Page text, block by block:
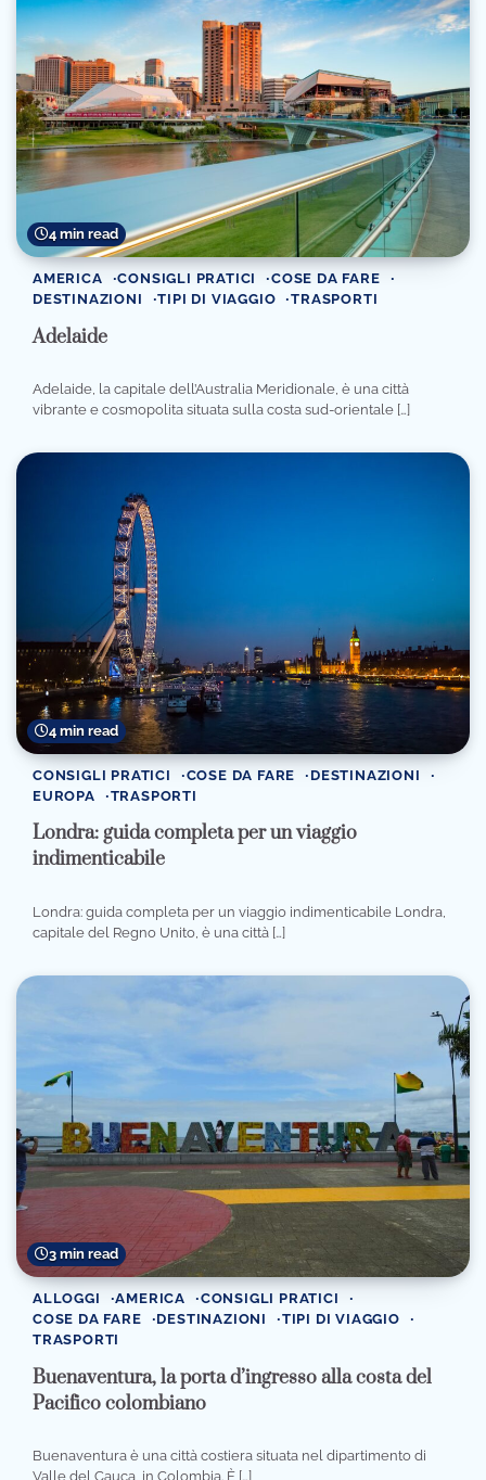
4 min read
AMERICA CONSIGLI PRATICI
COSE DA FARE
DESTINAZIONI
TIPI DI VIAGGIO TRASPORTI
Adelaide
Adelaide, la capitale dell’Australia Meridionale, è una città
vibrante e cosmopolita situata sulla costa sud-orientale […]
4 min read
CONSIGLI PRATICI COSE DA FARE
DESTINAZIONI
EUROPA
TRASPORTI
Londra: guida completa per un viaggio
indimenticabile
Londra: guida completa per un viaggio indimenticabile Londra,
capitale del Regno Unito, è una città […]
3 min read
ALLOGGI AMERICA
CONSIGLI PRATICI
COSE DA FARE
DESTINAZIONI
TIPI DI VIAGGIO
TRASPORTI
Buenaventura, la porta d’ingresso alla costa del
Pacifico colombiano
Buenaventura è una città costiera situata nel dipartimento di
Valle del Cauca, in Colombia. È […]